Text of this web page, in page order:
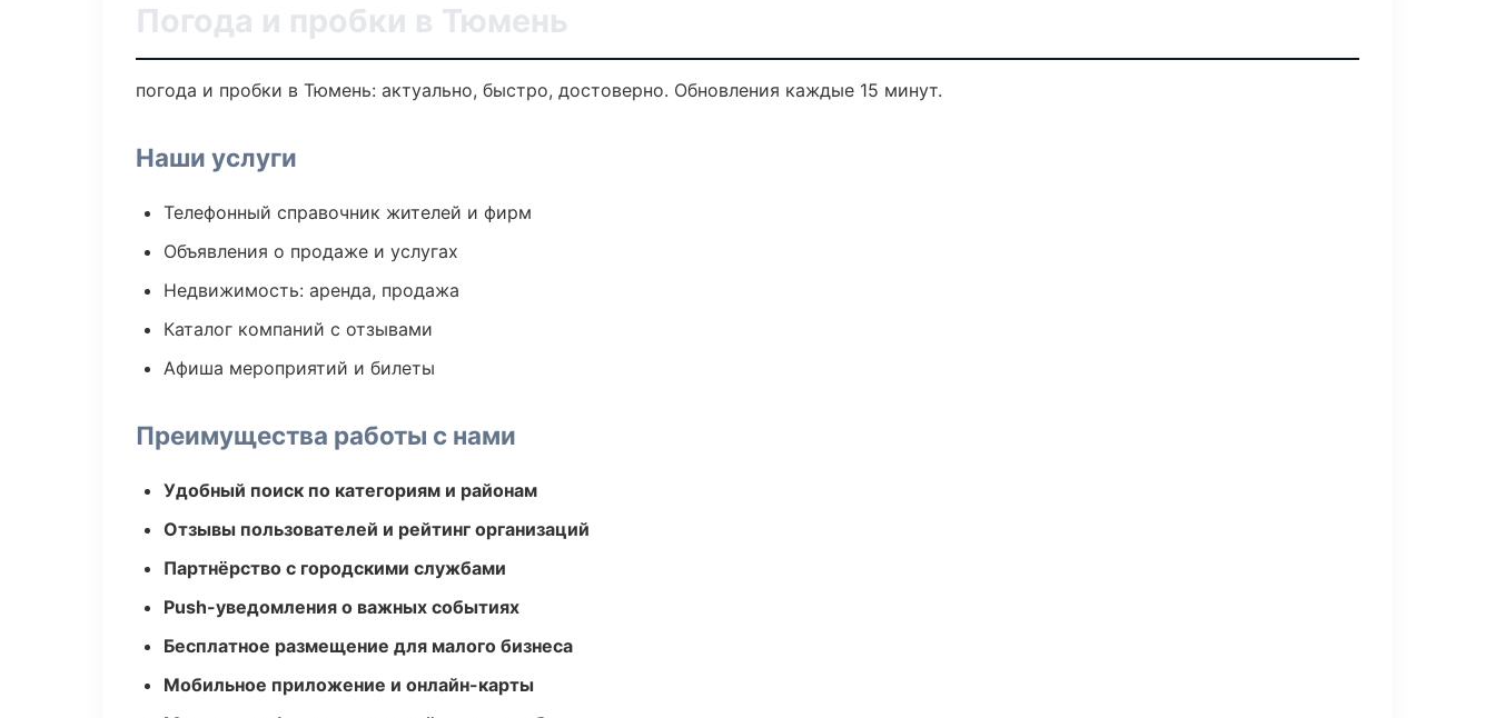
Погода и пробки в Тюмень
погода и пробки в Тюмень: актуально, быстро, достоверно. Обновления каждые 15 минут.
Наши услуги
Телефонный справочник жителей и фирм
Объявления о продаже и услугах
Недвижимость: аренда, продажа
Каталог компаний с отзывами
Афиша мероприятий и билеты
Преимущества работы с нами
Удобный поиск по категориям и районам
Отзывы пользователей и рейтинг организаций
Партнёрство с городскими службами
Push-уведомления о важных событиях
Бесплатное размещение для малого бизнеса
Мобильное приложение и онлайн-карты